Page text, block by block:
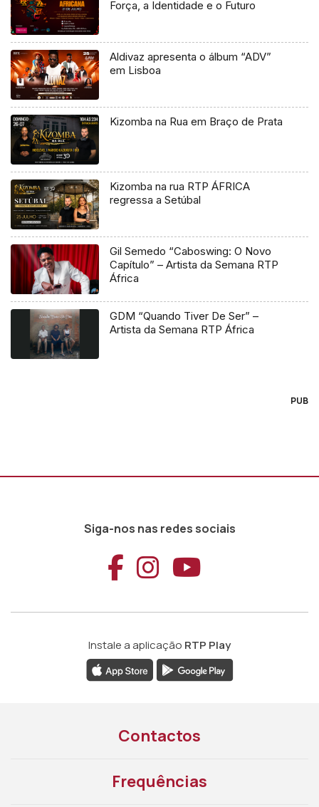
Força, a Identidade e o Futuro
Aldivaz apresenta o álbum “ADV”
em Lisboa
Kizomba na Rua em Braço de Prata
Kizomba na rua RTP ÁFRICA
regressa a Setúbal
Gil Semedo “Caboswing: O Novo
Capítulo” – Artista da Semana RTP
África
GDM “Quando Tiver De Ser” –
Artista da Semana RTP África
PUB
Siga-nos nas redes sociais
Aceder ao
Aceder ao
Aceder
Instale a aplicação RTP Play
Contactos
Frequências